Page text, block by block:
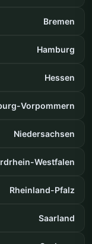
Bremen
Hamburg
Hessen
Vorpommern
Niedersachsen
Westfalen
Rheinland-Pfalz
Saarland